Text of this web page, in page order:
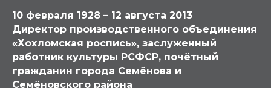
10 февраля 1928 – 12 августа 2013
Директор производственного объединения
«Хохломская роспись», заслуженный
работник культуры РСФСР, почётный
гражданин города Семёнова и
Семёновского района